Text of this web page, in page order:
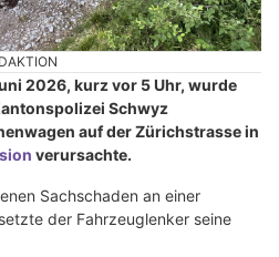
2026, kurz vor 5 Uhr, wurde
Schwyz
auf der Zürichstrasse in
verursachte.
Sachschaden an einer
der Fahrzeuglenker seine